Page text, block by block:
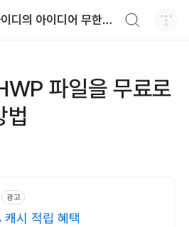
aaidee, 아이디의 아이디어 무한도전
파일을 무료로
법
광고
시 적립 혜택